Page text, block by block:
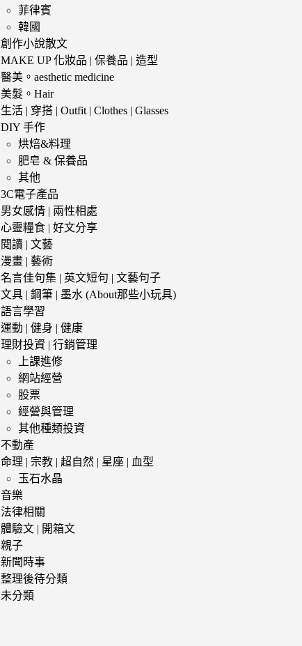
菲律賓
韓國
創作小說散文
MAKE UP 化妝品 | 保養品 | 造型
醫美。aesthetic medicine
美髮。Hair
生活 | 穿搭 | Outfit | Clothes | Glasses
DIY 手作
烘焙&料理
肥皂 & 保養品
其他
3C電子產品
男女感情 | 兩性相處
心靈糧食 | 好文分享
閱讀 | 文藝
漫畫 | 藝術
名言佳句集 | 英文短句 | 文藝句子
文具 | 鋼筆 | 墨水 (About那些小玩具)
語言學習
運動 | 健身 | 健康
理財投資 | 行銷管理
上課進修
網站經營
股票
經營與管理
其他種類投資
不動產
命理 | 宗教 | 超自然 | 星座 | 血型
玉石水晶
音樂
法律相關
體驗文 | 開箱文
親子
新聞時事
整理後待分類
未分類